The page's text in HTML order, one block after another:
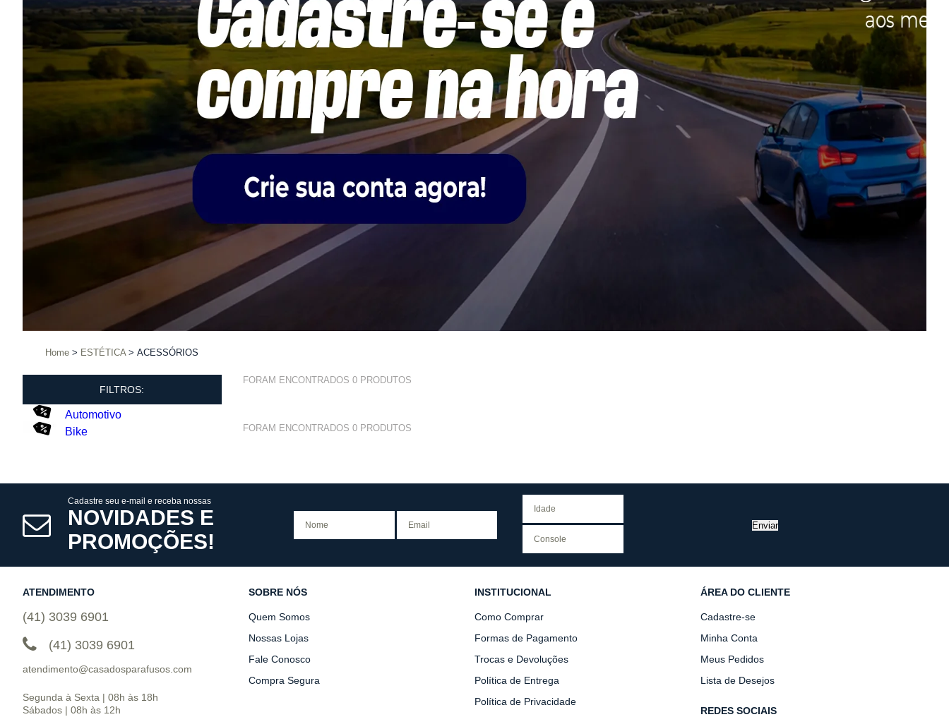
Home ESTÉTICA ACESSÓRIOS
FILTROS:
Automotivo
Bike
FORAM ENCONTRADOS 0PRODUTOS
FORAM ENCONTRADOS 0PRODUTOS
Cadastre seu e-mail e receba nossas
NOVIDADES E
PROMOÇÕES!
Enviar
ATENDIMENTO
(41) 3039 6901
(41) 3039 6901
atendimento@casadosparafusos.com
Segunda à Sexta | 08h às 18h
Sábados | 08h às 12h
SOBRE NÓS
Quem Somos
Nossas Lojas
Fale Conosco
Compra Segura
INSTITUCIONAL
Como Comprar
Formas de Pagamento
Trocas e Devoluções
Política de Entrega
Política de Privacidade
ÁREA DO CLIENTE
Cadastre-se
Minha Conta
Meus Pedidos
Lista de Desejos
REDES SOCIAIS